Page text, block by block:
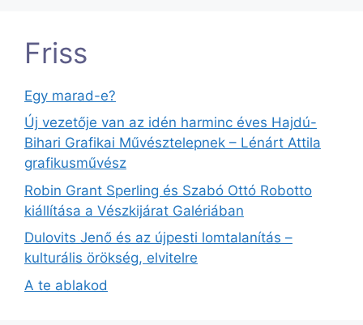
Friss
Egy marad-e?
Új vezetője van az idén harminc éves Hajdú-
Bihari Grafikai Művésztelepnek – Lénárt Attila
grafikusművész
Robin Grant Sperling és Szabó Ottó Robotto
kiállítása a Vészkijárat Galériában
Dulovits Jenő és az újpesti lomtalanítás –
kulturális örökség, elvitelre
A te ablakod